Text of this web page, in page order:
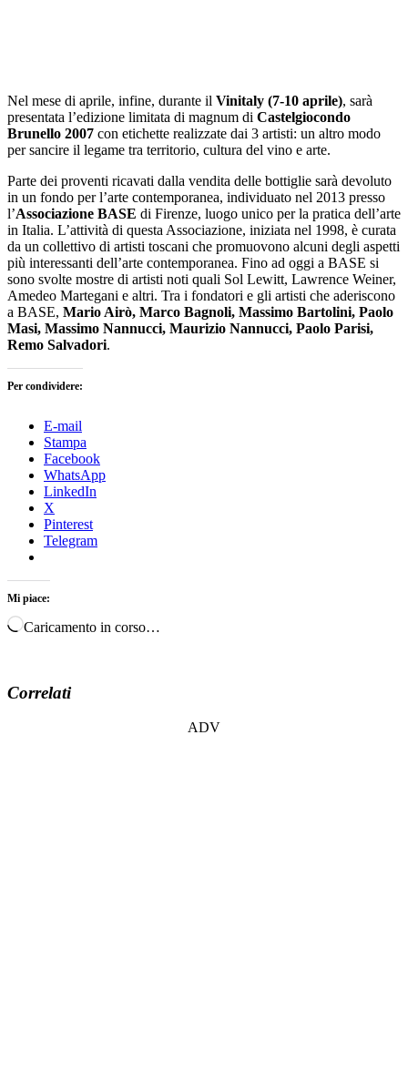
Nel mese di aprile, infine, durante il Vinitaly (7-10 aprile), sarà
presentata l’edizione limitata di magnum di Castelgiocondo
Brunello 2007 con etichette realizzate dai 3 artisti: un altro modo
per sancire il legame tra territorio, cultura del vino e arte.
Parte dei proventi ricavati dalla vendita delle bottiglie sarà devoluto
in un fondo per l’arte contemporanea, individuato nel 2013 presso
l’Associazione BASE di Firenze, luogo unico per la pratica dell’arte
in Italia. L’attività di questa Associazione, iniziata nel 1998, è curata
da un collettivo di artisti toscani che promuovono alcuni degli aspetti
più interessanti dell’arte contemporanea. Fino ad oggi a BASE si
sono svolte mostre di artisti noti quali Sol Lewitt, Lawrence Weiner,
Amedeo Martegani e altri. Tra i fondatori e gli artisti che aderiscono
a BASE, Mario Airò, Marco Bagnoli, Massimo Bartolini, Paolo
Masi, Massimo Nannucci, Maurizio Nannucci, Paolo Parisi,
Remo Salvadori.
Per condividere:
E-mail
Stampa
Facebook
WhatsApp
LinkedIn
X
Pinterest
Telegram
Mi piace:
Caricamento in corso…
Correlati
ADV